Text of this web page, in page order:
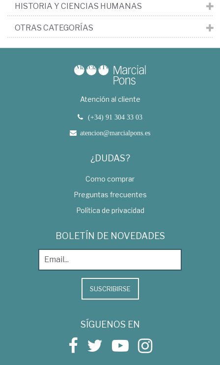
HISTORIA Y CIENCIAS HUMANAS
OTRAS CATEGORÍAS
Atención al cliente
(+34) 91 304 33 03
atencion@marcialpons.es
¿DUDAS?
Como comprar
Preguntas frecuentes
Política de privacidad
BOLETÍN DE NOVEDADES
SUSCRIBIRSE
SÍGUENOS EN